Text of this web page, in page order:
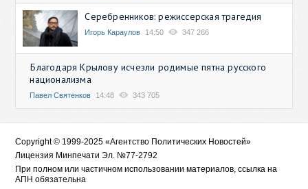
Серебренников: режиссерская трагедия
Игорь Караулов 14:50 347 266
Благодаря Крылову исчезли родимые пятна русского
национализма
Павел Святенков 14:48 343 705
Copyright © 1999-2025 «Агентство Политических Новостей»
Лицензия Минпечати Эл. №77-2792
При полном или частичном использовании материалов, ссылка на
АПН обязательна